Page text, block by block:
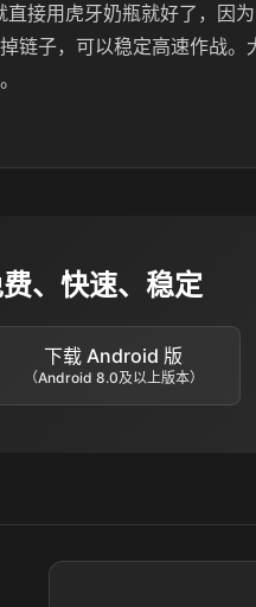
接用虎牙奶瓶就好了，因
链子，可以稳定高速作战。
、快速、稳定
下载 Android 版
（Android 8.0及以上版本）